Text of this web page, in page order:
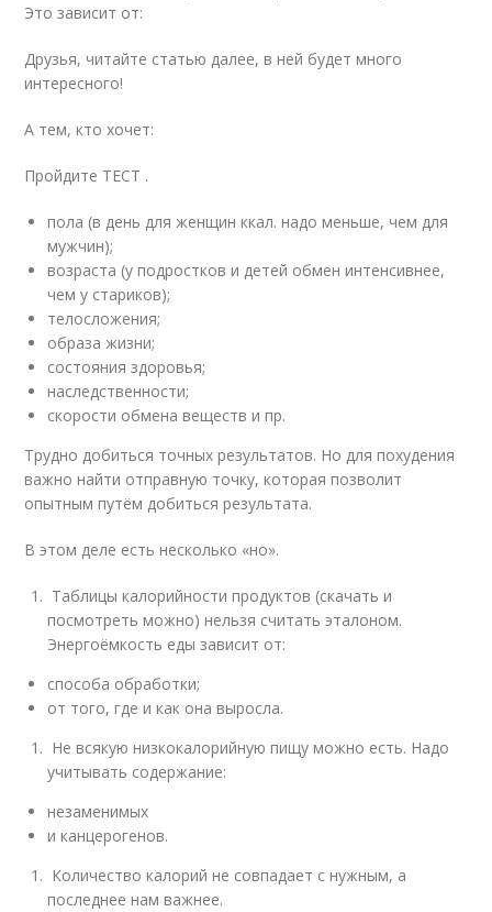
Это зависит от:
Друзья, читайте статью далее, в ней будет много
интересного!
А тем, кто хочет:
Пройдите ТЕСТ .
пола (в день для женщин ккал. надо меньше, чем для
мужчин);
возраста (у подростков и детей обмен интенсивнее,
чем у стариков);
телосложения;
образа жизни;
состояния здоровья;
наследственности;
скорости обмена веществ и пр.
Трудно добиться точных результатов. Но для похудения
важно найти отправную точку, которая позволит
опытным путём добиться результата.
В этом деле есть несколько «но».
Таблицы калорийности продуктов (скачать и
посмотреть можно) нельзя считать эталоном.
Энергоёмкость еды зависит от:
способа обработки;
от того, где и как она выросла.
Не всякую низкокалорийную пищу можно есть. Надо
учитывать содержание:
незаменимых
и канцерогенов.
Количество калорий не совпадает с нужным, а
последнее нам важнее.